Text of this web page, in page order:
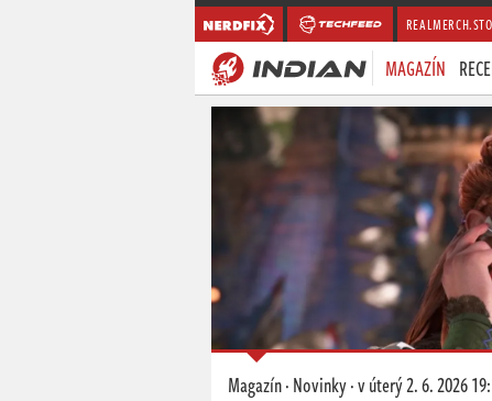
MAGAZÍN
Magazín·Novinky·v úterý2. 6. 2026